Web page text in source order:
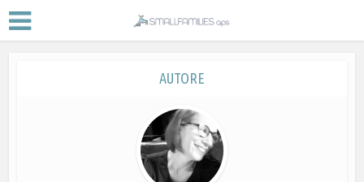
AUTORE